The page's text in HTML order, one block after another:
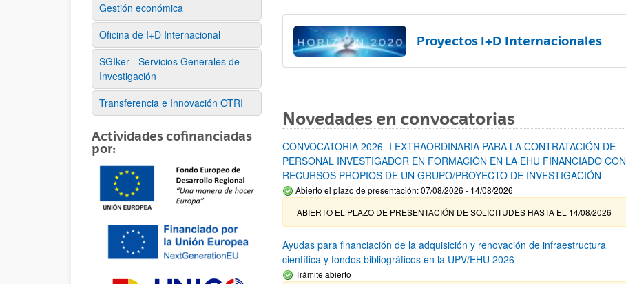
Gestión económica
Oficina de I+D Internacional
SGIker - Servicios Generales de
Investigación
Transferencia e Innovación OTRI
Actividades cofinanciadas
por:
Proyectos I+D Internacionales
Novedades en convocatorias
CONVOCATORIA 2026- I EXTRAORDINARIA PARA LA CONTRATACIÓN DE
PERSONAL INVESTIGADOR EN FORMACIÓN EN LA EHU FINANCIADO CON
RECURSOS PROPIOS DE UN GRUPO/PROYECTO DE INVESTIGACIÓN
Abierto el plazo de presentación: 07/08/2026 - 14/08/2026
ABIERTO EL PLAZO DE PRESENTACIÓN DE SOLICITUDES HASTA EL 14/08/2026
Ayudas para financiación de la adquisición y renovación de infraestructura
científica y fondos bibliográficos en la UPV/EHU 2026
Trámite abierto